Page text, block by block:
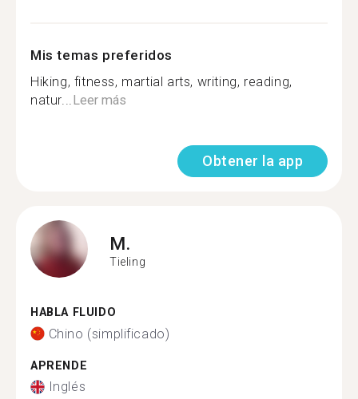
Mis temas preferidos
Hiking, fitness, martial arts, writing, reading,
natur...Leer más
Obtener la app
M.
Tieling
HABLA FLUIDO
Chino (simplificado)
APRENDE
Inglés